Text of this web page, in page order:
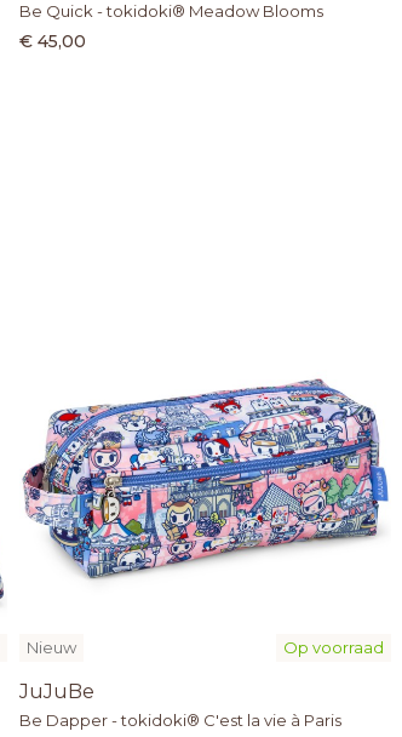
Be Quick - tokidoki® Meadow Blooms
€ 45,00
Op voorraad
Nieuw
JuJuBe
Be Dapper - tokidoki® C'est la vie à Paris